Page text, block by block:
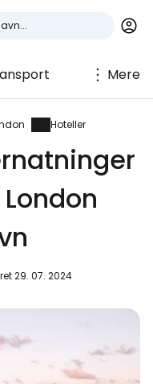
Mere
Hoteller
29. 07. 2024
mail